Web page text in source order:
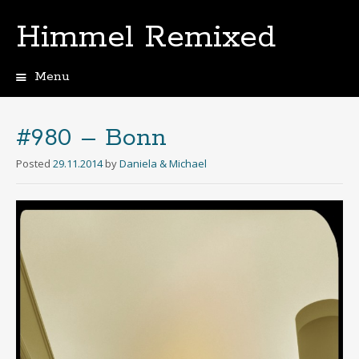
Himmel Remixed
Menu
#980 – Bonn
Posted 29.11.2014 byDaniela & Michael